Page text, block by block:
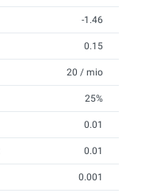
-1.46
0.15
20 / mio
25%
0.01
0.01
0.001